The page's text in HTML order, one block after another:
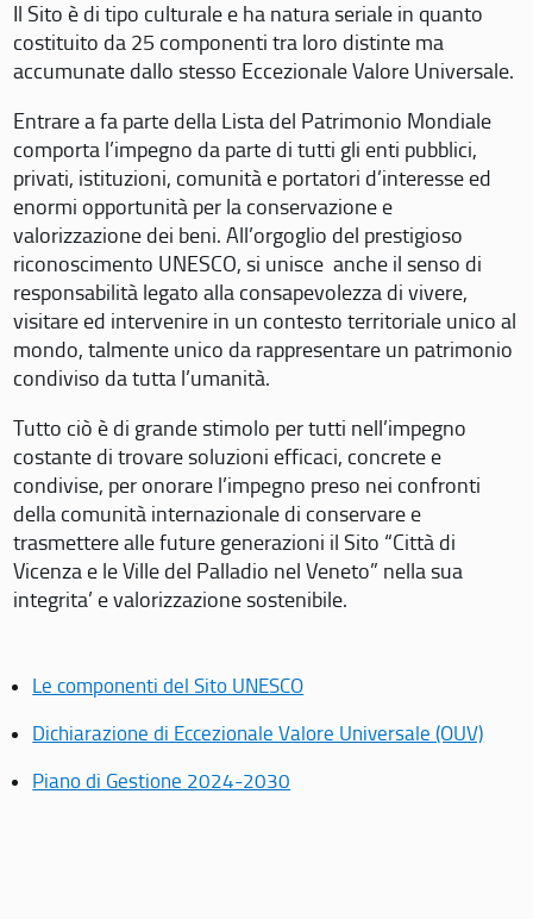
Il Sito è di tipo culturale e ha natura seriale in quanto
costituito da 25 componenti tra loro distinte ma
accumunate dallo stesso Eccezionale Valore Universale.
Entrare a fa parte della Lista del Patrimonio Mondiale
comporta l’impegno da parte di tutti gli enti pubblici,
privati, istituzioni, comunità e portatori d’interesse ed
enormi opportunità per la conservazione e
valorizzazione dei beni. All’orgoglio del prestigioso
riconoscimento UNESCO, si unisce anche il senso di
responsabilità legato alla consapevolezza di vivere,
visitare ed intervenire in un contesto territoriale unico al
mondo, talmente unico da rappresentare un patrimonio
condiviso da tutta l’umanità.
Tutto ciò è di grande stimolo per tutti nell’impegno
costante di trovare soluzioni efficaci, concrete e
condivise, per onorare l’impegno preso nei confronti
della comunità internazionale di conservare e
trasmettere alle future generazioni il Sito “Città di
Vicenza e le Ville del Palladio nel Veneto” nella sua
integrita’ e valorizzazione sostenibile.
Le componenti del Sito UNESCO
Dichiarazione di Eccezionale Valore Universale (OUV)
Piano di Gestione 2024-2030